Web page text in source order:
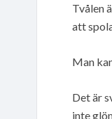
Tvålen
att
Man
Det är
inte